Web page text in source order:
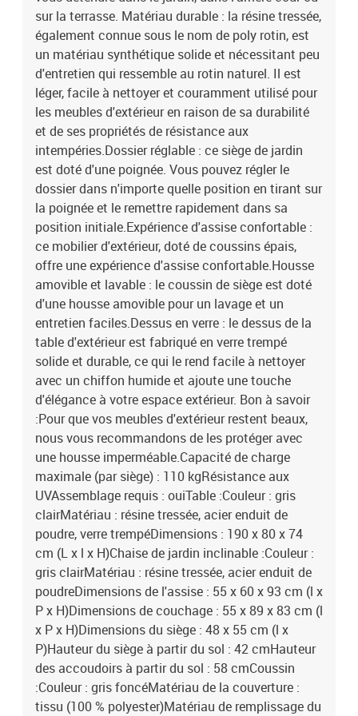
livraison contient :1 x table de jardin6 x chaise de jardin
inclinable6 x coussin de dossier6 x coussin de siège avec housse
amovible et lavable
sur la terrasse. Matériau durable : la résine tressée,
également connue sous le nom de poly rotin, est
un matériau synthétique solide et nécessitant peu
d'entretien qui ressemble au rotin naturel. Il est
léger, facile à nettoyer et couramment utilisé pour
les meubles d'extérieur en raison de sa durabilité
et de ses propriétés de résistance aux
intempéries.Dossier réglable : ce siège de jardin
est doté d'une poignée. Vous pouvez régler le
dossier dans n'importe quelle position en tirant sur
la poignée et le remettre rapidement dans sa
position initiale.Expérience d'assise confortable :
ce mobilier d'extérieur, doté de coussins épais,
offre une expérience d'assise confortable.Housse
amovible et lavable : le coussin de siège est doté
d'une housse amovible pour un lavage et un
entretien faciles.Dessus en verre : le dessus de la
table d'extérieur est fabriqué en verre trempé
solide et durable, ce qui le rend facile à nettoyer
avec un chiffon humide et ajoute une touche
d'élégance à votre espace extérieur. Bon à savoir
:Pour que vos meubles d'extérieur restent beaux,
nous vous recommandons de les protéger avec
une housse imperméable.Capacité de charge
maximale (par siège) : 110 kgRésistance aux
UVAssemblage requis : ouiTable :Couleur : gris
clairMatériau : résine tressée, acier enduit de
poudre, verre trempéDimensions : 190 x 80 x 74
cm (L x l x H)Chaise de jardin inclinable :Couleur :
gris clairMatériau : résine tressée, acier enduit de
poudreDimensions de l'assise : 55 x 60 x 93 cm (l x
P x H)Dimensions de couchage : 55 x 89 x 83 cm (l
x P x H)Dimensions du siège : 48 x 55 cm (l x
P)Hauteur du siège à partir du sol : 42 cmHauteur
des accoudoirs à partir du sol : 58 cmCoussin
:Couleur : gris foncéMatériau de la couverture :
tissu (100 % polyester)Matériau de remplissage du